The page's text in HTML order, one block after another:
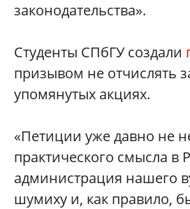
законодательства».
Студенты СПбГУ создали
призывом не отчислять
упомянутых акциях.
«Петиции уже давно не
практического смысла в
администрация нашего
шумиху и, как правило,